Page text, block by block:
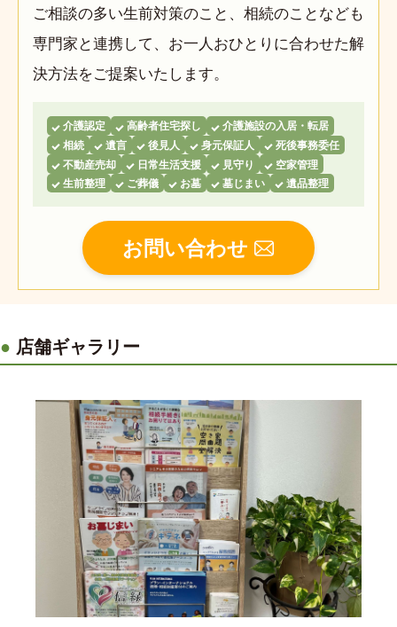
ご相談の多い生前対策のこと、相続のことなども
専門家と連携して、お一人おひとりに合わせた解
決方法をご提案いたします。
介護認定 高齢者住宅探し
介護施設の入居・転居
相続
遺言 後見人 身元保証人
死後事務委任
不動産売却
日常生活支援 見守り
空家管理
生前整理
ご葬儀 お墓 墓じまい 遺品整理
お問い合わせ
店舗ギャラリー